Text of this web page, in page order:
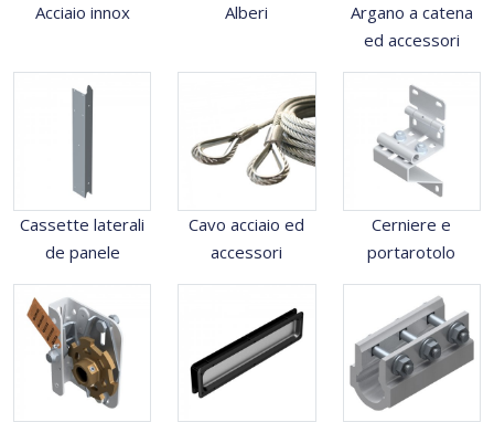
Acciaio innox Alberi
Argano a catena
ed accessori
Cassette laterali
de panele
Cavo acciaio ed
accessori
Cerniere e
portarotolo